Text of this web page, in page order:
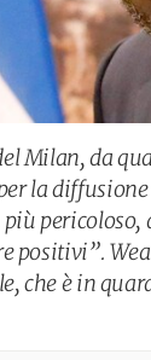
Milan, da
la
più
positivi”.
che è in